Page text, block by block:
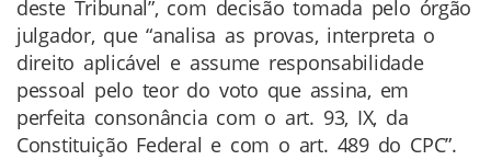
deste Tribunal”, com decisão tomada pelo órgão
julgador, que “analisa as provas, interpreta o
direito aplicável e assume responsabilidade
pessoal pelo teor do voto que assina, em
perfeita consonância com o art. 93, IX, da
Constituição Federal e com o art. 489 do CPC”.